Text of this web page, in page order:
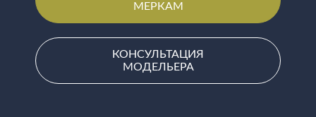
МЕРКАМ
КОНСУЛЬТАЦИЯ
МОДЕЛЬЕРА